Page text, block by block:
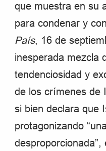
que muestra en su
para condenar y
País, 16 de
inesperada mezcla
tendenciosidad y
de los crímenes de
si bien declara que
protagonizando
desproporcionada”,